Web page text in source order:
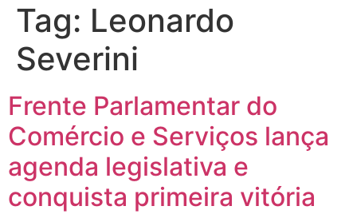
Tag: Leonardo
Severini
Frente Parlamentar do
Comércio e Serviços lança
agenda legislativa e
conquista primeira vitória